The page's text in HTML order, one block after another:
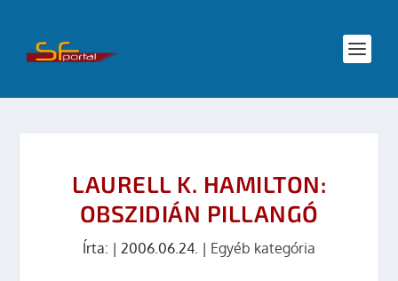
LAURELL K. HAMILTON:
OBSZIDIÁN PILLANGÓ
Írta: | 2006.06.24. | Egyéb kategória